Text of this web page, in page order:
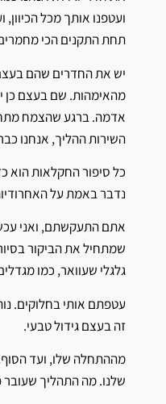
ועטפנו אותך מכל הכיוון,
תחת התקנים הכי
יש את החדרים שהם
מהאימהות. שם בעצם כן
אדמה. ברגע שהצמח
השירות ההליך, אנחנו
כל סיפור החקלאות הוא
נדבר באמת על
אתם התעקשתם, ואני
שמתחיל את הביקור
גלגלי שעוואר, כמו
עטפתם אותי בחלוקים.
זה בעצם גידול טבעי.
מההתחלה שלו, ועד הסוף.
שלנו. מה התהליך שעובר